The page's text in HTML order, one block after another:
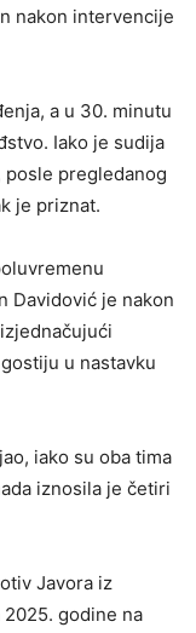
nakon intervencije
a u 30. minutu
Iako je sudija
pregledanog
je priznat.
Davidović je nakon
u nastavku
iako su oba tima
iznosila je četiri
Javora iz
godine na